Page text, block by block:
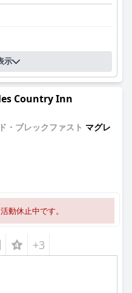
示
Country Inn
・ブレックファスト マグレ
動休止中です。
+3